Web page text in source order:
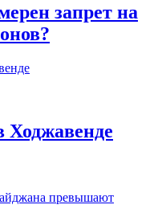
запрет на